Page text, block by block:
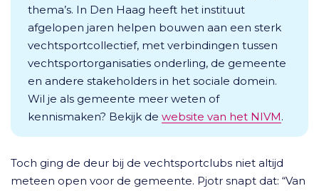
thema’s. In Den Haag heeft het instituut
afgelopen jaren helpen bouwen aan een sterk
vechtsportcollectief, met verbindingen tussen
vechtsportorganisaties onderling, de gemeente
en andere stakeholders in het sociale domein.
Wil je als gemeente meer weten of
kennismaken? Bekijk de website van het NIVM.
Toch ging de deur bij de vechtsportclubs niet altijd
meteen open voor de gemeente. Pjotr snapt dat: “Van